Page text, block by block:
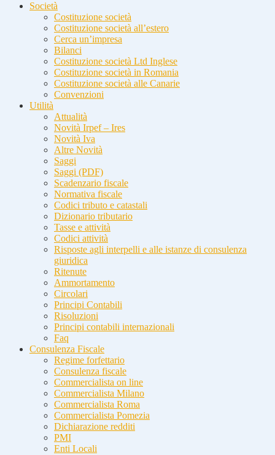
Società
Costituzione società
Costituzione società all’estero
Cerca un’impresa
Bilanci
Costituzione società Ltd Inglese
Costituzione società in Romania
Costituzione società alle Canarie
Convenzioni
Utilità
Attualità
Novità Irpef – Ires
Novità Iva
Altre Novità
Saggi
Saggi (PDF)
Scadenzario fiscale
Normativa fiscale
Codici tributo e catastali
Dizionario tributario
Tasse e attività
Codici attività
Risposte agli interpelli e alle istanze di consulenza
giuridica
Ritenute
Ammortamento
Circolari
Principi Contabili
Risoluzioni
Principi contabili internazionali
Faq
Consulenza Fiscale
Regime forfettario
Consulenza fiscale
Commercialista on line
Commercialista Milano
Commercialista Roma
Commercialista Pomezia
Dichiarazione redditi
PMI
Enti Locali